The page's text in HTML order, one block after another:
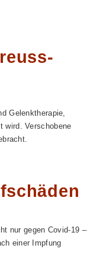
Gelenktherapie,
wird. Verschobene
nur gegen Covid-19 –
einer Impfung